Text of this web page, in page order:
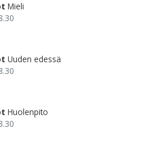
Mieli
Uuden edessä
Huolenpito